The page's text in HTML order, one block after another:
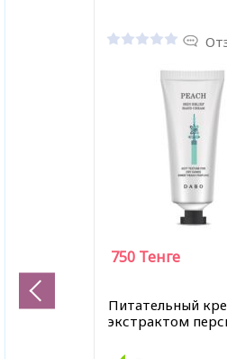
Питательный
экстрактом
750 Тенге